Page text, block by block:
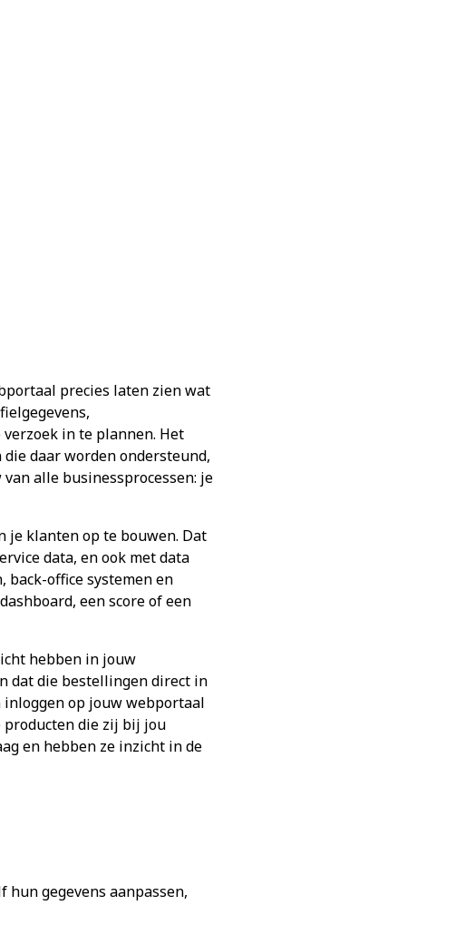
precies laten zien wat
in te plannen. Het
daar worden ondersteund,
alle businessprocessen: je
je klanten op te bouwen. Dat
data, en ook met data
back-office systemen en
een score of een
hebben in jouw
dat die bestellingen direct in
op jouw webportaal
producten die zij bij jou
en hebben ze inzicht in de
gegevens aanpassen,